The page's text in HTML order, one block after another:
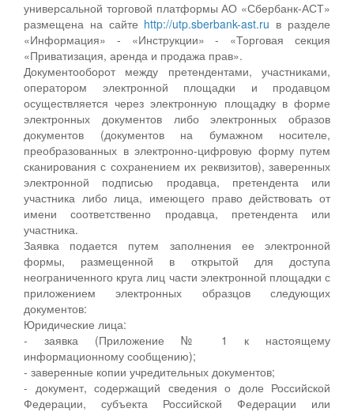
универсальной торговой платформы АО «Сбербанк-АСТ»
размещена на сайте http://utp.sberbank-ast.ru в разделе
«Информация» - «Инструкции» - «Торговая секция
«Приватизация, аренда и продажа прав».
Документооборот между претендентами, участниками,
оператором электронной площадки и продавцом
осуществляется через электронную площадку в форме
электронных документов либо электронных образов
документов (документов на бумажном носителе,
преобразованных в электронно-цифровую форму путем
сканирования с сохранением их реквизитов), заверенных
электронной подписью продавца, претендента или
участника либо лица, имеющего право действовать от
имени соответственно продавца, претендента или
участника.
Заявка подается путем заполнения ее электронной
формы, размещенной в открытой для доступа
неограниченного круга лиц части электронной площадки с
приложением электронных образцов следующих
документов:
Юридические лица:
- заявка (Приложение № 1 к настоящему
информационному сообщению);
- заверенные копии учредительных документов;
- документ, содержащий сведения о доле Российской
Федерации, субъекта Российской Федерации или